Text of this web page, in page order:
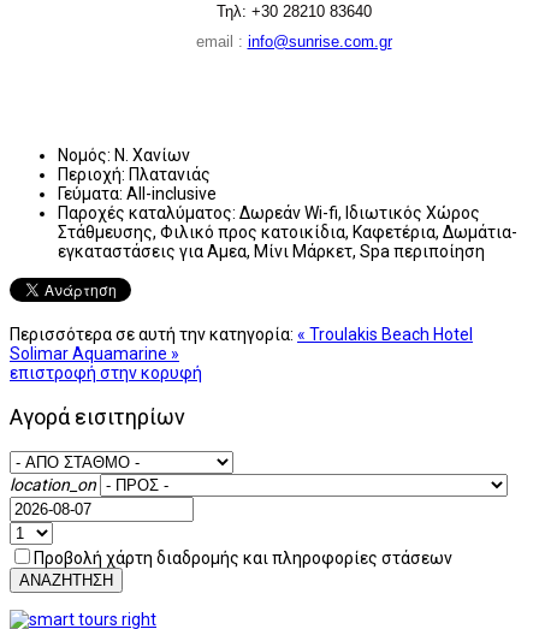
Τηλ: +30 28210 83640
email : info@sunrise.com.gr
Νομός: Ν. Χανίων
Περιοχή: Πλατανιάς
Γεύματα: All-inclusive
Παροχές καταλύματος: Δωρεάν Wi-fi, Ιδιωτικός Χώρος
Στάθμευσης, Φιλικό προς κατοικίδια, Καφετέρια, Δωμάτια-
εγκαταστάσεις για Αμεα, Μίνι Μάρκετ, Spa περιποίηση
Περισσότερα σε αυτή την κατηγορία: « Troulakis Beach Hotel
Solimar Aquamarine »
επιστροφή στην κορυφή
Αγορά εισιτηρίων
location_on
Προβολή χάρτη διαδρομής και πληροφορίες στάσεων
ΑΝΑΖΗΤΗΣΗ